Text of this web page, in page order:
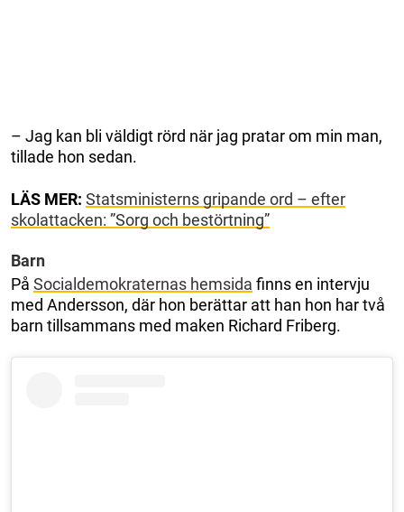
– Jag kan bli väldigt rörd när jag pratar om min man,
tillade hon sedan.
LÄS MER: Statsministerns gripande ord – efter
skolattacken: ”Sorg och bestörtning”
Barn
På Socialdemokraternas hemsida finns en intervju
med Andersson, där hon berättar att han hon har två
barn tillsammans med maken Richard Friberg.